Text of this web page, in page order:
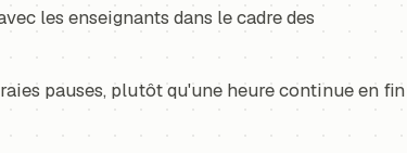
les enseignants dans le cadre des
pauses, plutôt qu'une heure continue en fin